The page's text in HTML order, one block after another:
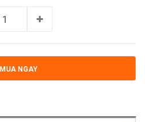
MUA NGAY